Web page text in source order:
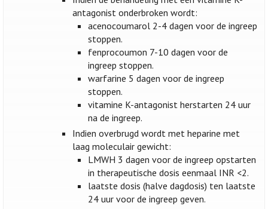
antagonist onderbroken wordt:
acenocoumarol 2-4 dagen voor de ingreep
stoppen.
fenprocoumon 7-10 dagen voor de
ingreep stoppen.
warfarine 5 dagen voor de ingreep
stoppen.
vitamine K-antagonist herstarten 24 uur
na de ingreep.
Indien overbrugd wordt met heparine met
laag moleculair gewicht:
LMWH 3 dagen voor de ingreep opstarten
in therapeutische dosis eenmaal INR <2.
laatste dosis (halve dagdosis) ten laatste
24 uur voor de ingreep geven.